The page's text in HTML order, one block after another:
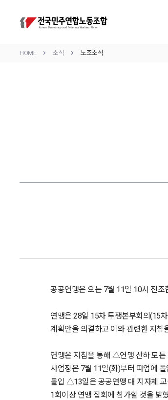
HOME 소식 노조소식
공공연맹은 오는 7월 11일 10시 전
연맹은 28일 15차 투쟁본부회의(15
계획안을 의결하고 이와 관련한 지침
연맹은 지침을 통해 △연맹 산하 모
사업장은 7월 11일(화)부터 파업에
돌입 △13일은 공공연맹 대 지자체
1회이상 연맹 집회에 참가할 것을 밝